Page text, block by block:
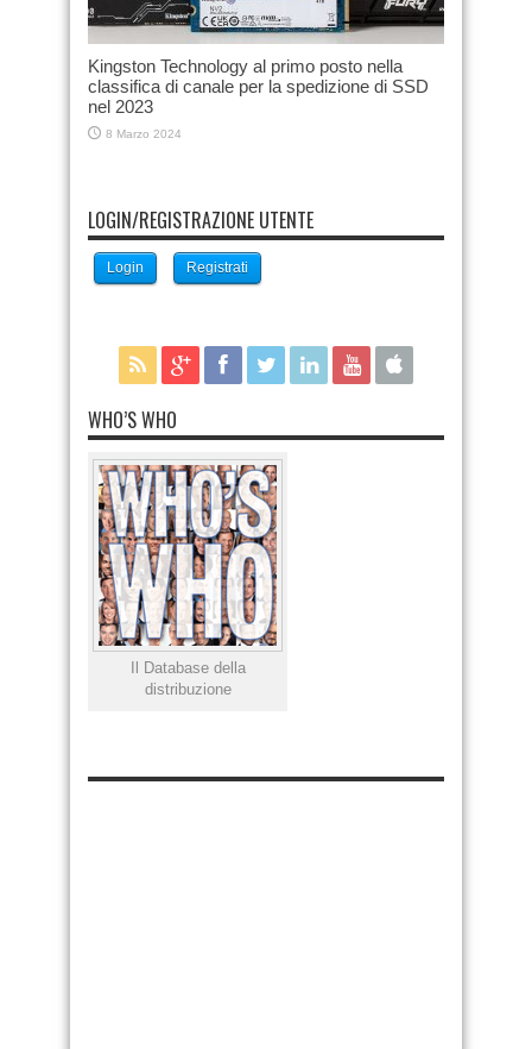
Kingston Technology al primo posto nella
classifica di canale per la spedizione di SSD
nel 2023
8 Marzo 2024
LOGIN/REGISTRAZIONE UTENTE
Login Registrati
WHO’S WHO
Il Database della
distribuzione